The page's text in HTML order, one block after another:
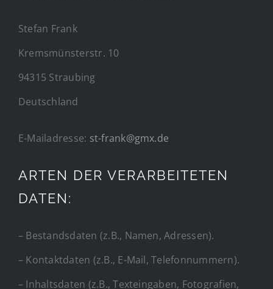
Stefan Frank
Kremsmünsterstr. 10
94315 Straubing
Deutschland
E-Mailadresse: st-frank@gmx.de
ARTEN DER VERARBEITETEN
DATEN:
– Bestandsdaten (z.B., Namen, Adressen).
– Kontaktdaten (z.B., E-Mail, Telefonnummern).
– Inhaltsdaten (z.B., Texteingaben, Fotografien,